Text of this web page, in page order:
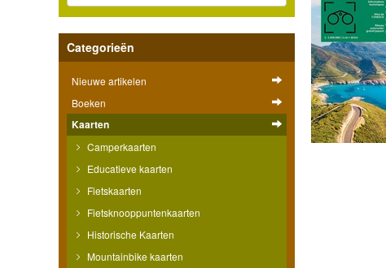
Categorieën
Nieuwe artikelen
Boeken
Kaarten
Camperkaarten
Educatieve kaarten
Fietskaarten
Fietsknooppuntenkaarten
Historische Kaarten
Mountainbike kaarten